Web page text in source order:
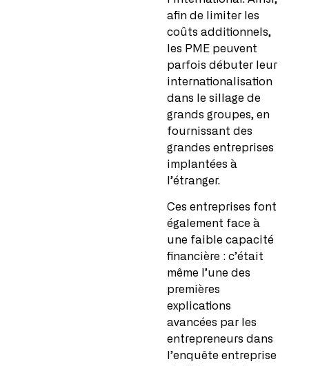
afin de limiter les
coûts additionnels,
les PME peuvent
parfois débuter leur
internationalisation
dans le sillage de
grands groupes, en
fournissant des
grandes entreprises
implantées à
l’étranger.
Ces entreprises font
également face à
une faible capacité
financière : c’était
même l’une des
premières
explications
avancées par les
entrepreneurs dans
l’enquête entreprise